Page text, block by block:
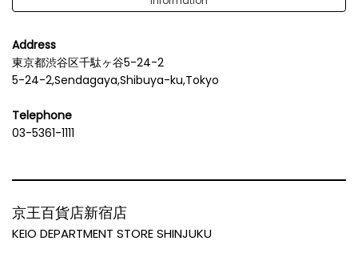
Address
東京都渋谷区千駄ヶ谷5-24-2
5-24-2,Sendagaya,Shibuya-ku,Tokyo
Telephone
03-5361-1111
京王百貨店新宿店
KEIO DEPARTMENT STORE SHINJUKU